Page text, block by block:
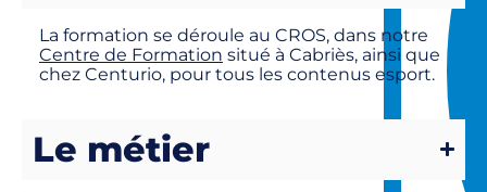
La formation se déroule au CROS, dans notre
Centre de Formation situé à Cabriès, ainsi que
chez Centurio, pour tous les contenus esport.
Le métier